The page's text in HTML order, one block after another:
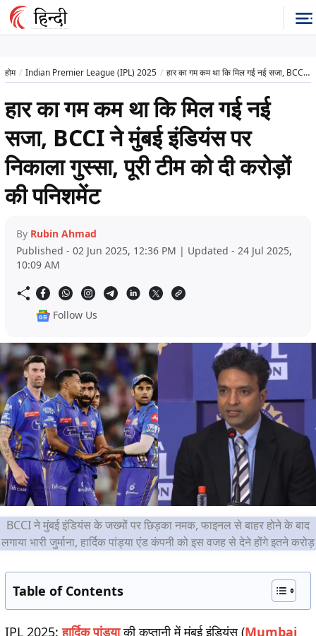
होम Indian Premier League (IPL) 2025 हार का गम कम था कि मिल गई नई सजा, BCCI ने मुंबई इंडियंस पर निकाला गुस्सा, पूरी टीम को दी करोड़ों की पनिशमेंट
हार का गम कम था कि मिल गई नई
सजा, BCCI ने मुंबई इंडियंस पर
निकाला गुस्सा, पूरी टीम को दी करोड़ों
की पनिशमेंट
By Rubin Ahmad
Published - 02 Jun 2025, 12:36 PM | Updated - 24 Jul 2025,
10:09 AM
Follow Us
BCCI ने मुंबई इंडियंस के जख्मों पर छिड़का नमक, फाइनल से बाहर होने के बाद
लगाया भारी जुर्माना, हार्दिक पांड्या एंड कंपनी को इस वजह से देने होंगे इतने करोड़
Table of Contents
IPL 2025:हार्दिक पांड्याकी कप्तानी में मुंबई इंडियंस (Mumbai